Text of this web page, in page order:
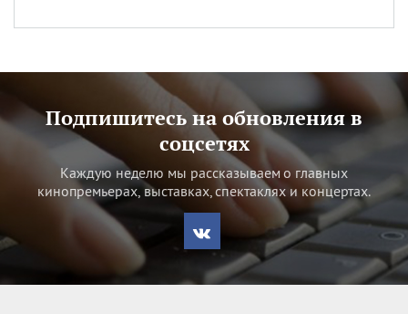
Подпишитесь на обновления в
соцсетях
Каждую неделю мы рассказываем о главных
кинопремьерах, выставках, спектаклях и концертах.